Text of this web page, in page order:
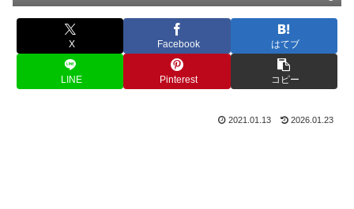
X Facebook はてブ
LINE Pinterest コピー
2021.01.13 2026.01.23